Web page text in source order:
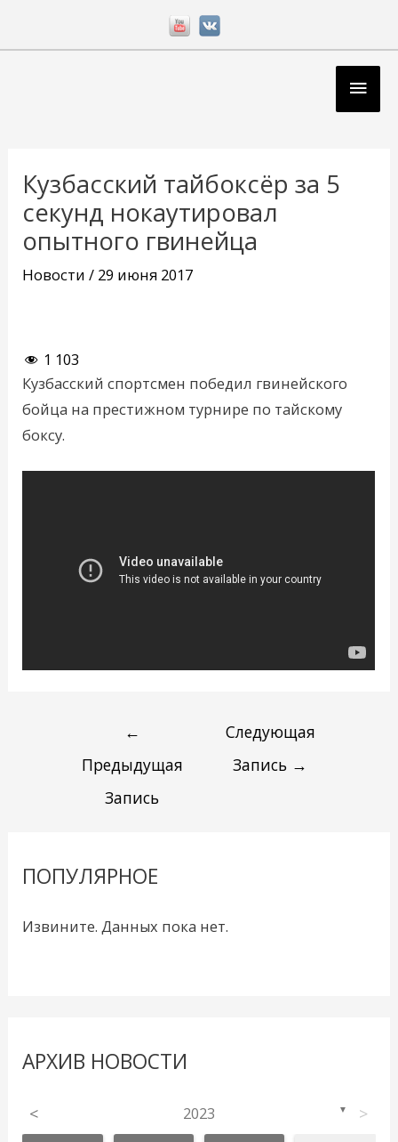
Кузбасский тайбоксёр за 5
секунд нокаутировал
опытного гвинейца
Новости / 29 июня 2017
1 103
Кузбасский спортсмен победил гвинейского
бойца на престижном турнире по тайскому
боксу.
записям
←
Предыдущая
Запись
Следующая
Запись →
ПОПУЛЯРНОЕ
Извините. Данных пока нет.
АРХИВ НОВОСТИ
< 2023 ▼ >